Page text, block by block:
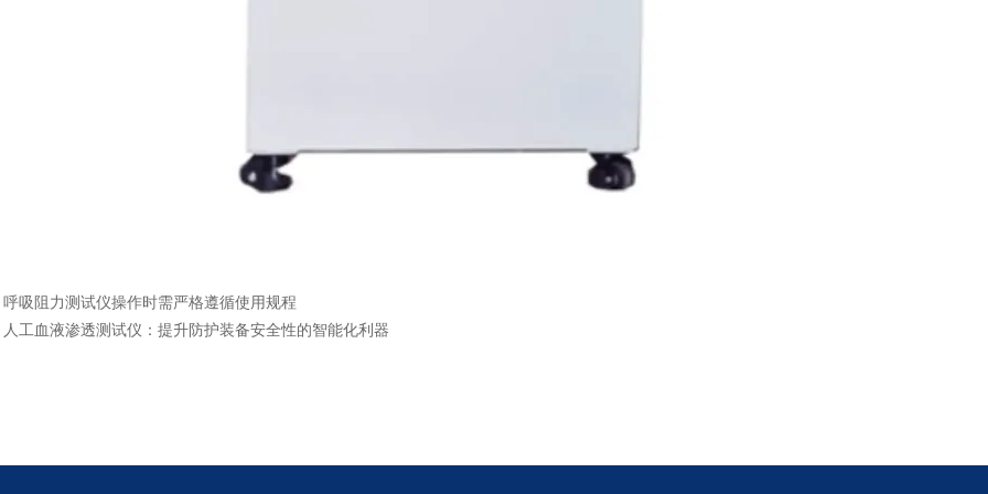
呼吸阻力测试仪操作时需严格遵循使用规程
人工血液渗透测试仪：提升防护装备安全性的智能化利器